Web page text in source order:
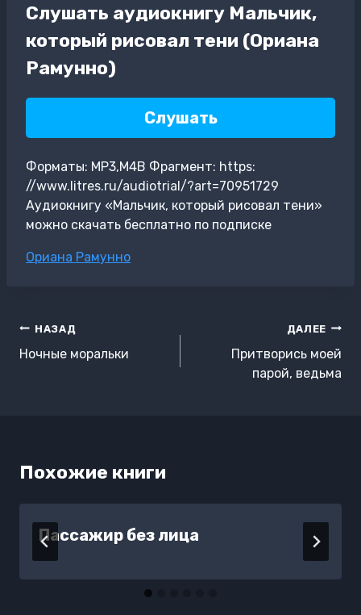
Слушать аудиокнигу Мальчик,
который рисовал тени (Ориана
Рамунно)
Слушать
Форматы: MP3,M4B Фрагмент: https:
//www.litres.ru/audiotrial/?art=70951729
Аудиокнигу «Мальчик, который рисовал тени»
можно скачать бесплатно по подписке
Метки
Ориана Рамунно
Навигация
по
НАЗАД
Ночные моральки
ДАЛЕЕ
Притворись моей
парой, ведьма
Похожие книги
Пассажир без лица